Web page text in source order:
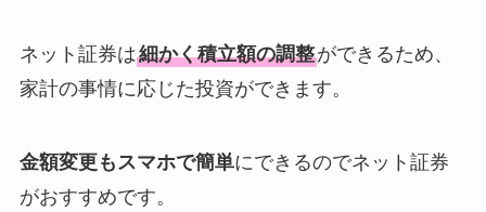
ネット証券は細かく積立額の調整ができるため、
家計の事情に応じた投資ができます。
金額変更もスマホで簡単にできるのでネット証券
がおすすめです。